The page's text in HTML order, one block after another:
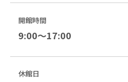
開館時間
9:00～17:00
休館日